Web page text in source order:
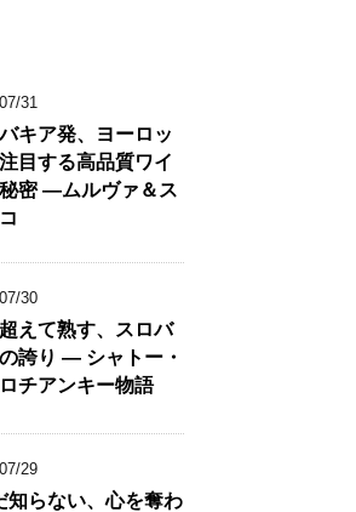
31
キア発、ヨーロッ
目する高品質ワイ
密 ―ムルヴァ＆ス
30
えて熟す、スロバ
誇り ― シャトー・
ロチアンキー物語
29
知らない、心を奪わ